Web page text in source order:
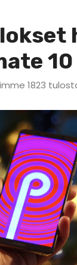
10
1823